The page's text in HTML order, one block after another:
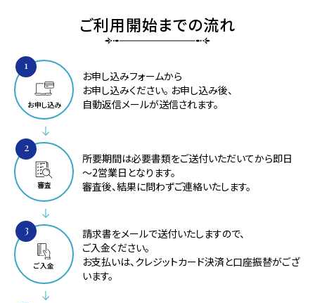
ご利用開始までの流れ
お申し込み
1
お申し込みフォームから
お申し込みください。 お申し込み後、
自動返信メールが送信されます。
審査
2
所要期間は必要書類をご送付いただいてから即日
～2営業日となります。
審査後、結果に問わずご連絡いたします。
ご入金
3
請求書をメールで送付いたしますので、
ご入金ください。
お支払いは、クレジットカード決済と口座振替がござ
います。